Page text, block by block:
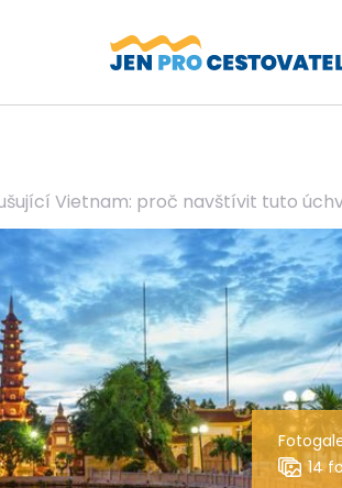
Vietnam: proč navštívit tuto
14